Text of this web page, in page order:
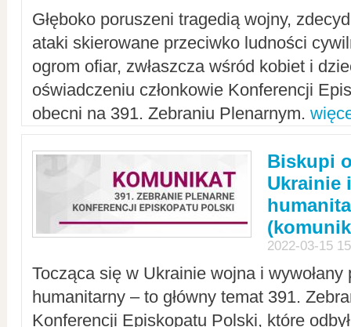
Głęboko poruszeni tragedią wojny,
ataki skierowane przeciwko ludności
ogrom ofiar, zwłaszcza wśród kobiet i
oświadczeniu członkowie Konferencji
obecni na 391. Zebraniu Plenarnym.
Biskupi
Ukrainie
2022-03-15
Tocząca się w Ukrainie wojna i
humanitarny – to główny temat 391.
Konferencji Episkopatu Polski, które